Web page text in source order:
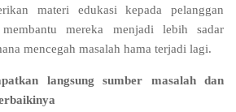
materi edukasi kepada pelanggan
mereka menjadi lebih sadar
mencegah masalah hama terjadi lagi.
langsung sumber masalah dan